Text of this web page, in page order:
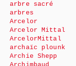
arbre sacré
arbres
Arcelor
Arcelor Mittal
ArcelorMittal
archaïc plounk
Archie Shepp